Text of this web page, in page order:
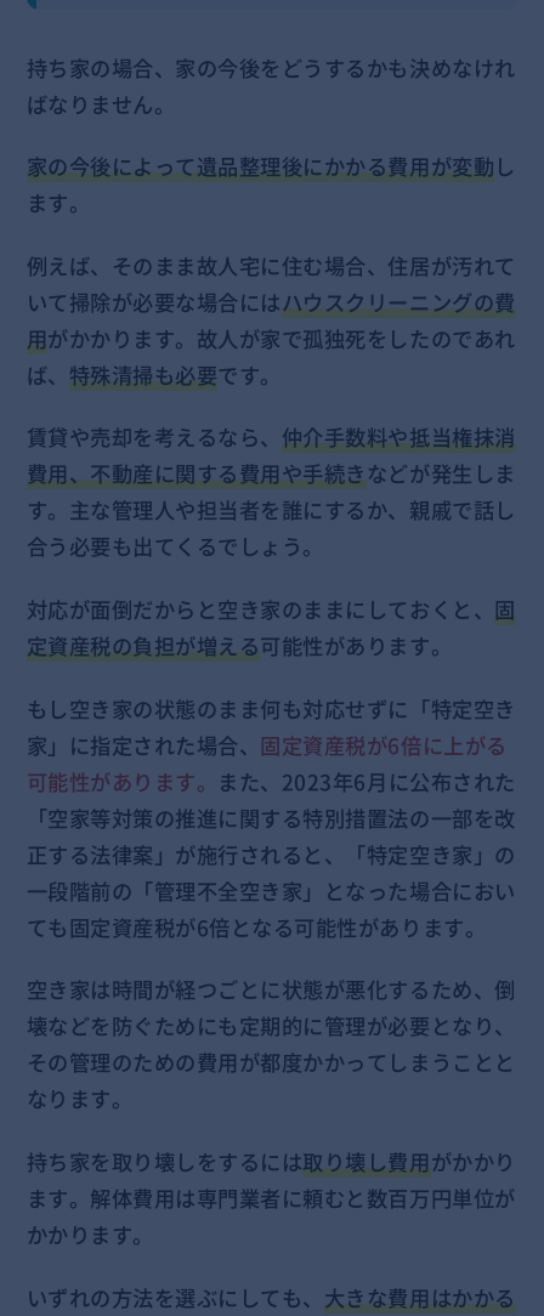
持ち家の場合、家の今後をどうするかも決めなけれ
ばなりません。
家の今後によって遺品整理後にかかる費用が変動し
ます。
例えば、そのまま故人宅に住む場合、住居が汚れて
いて掃除が必要な場合にはハウスクリーニングの費
用がかかります。故人が家で孤独死をしたのであれ
ば、 特殊清掃も必要です。
賃貸や売却を考えるなら、 仲介手数料や抵当権抹消
費用、不動産に関する費用や手続きなどが発生しま
す。主な管理人や担当者を誰にするか、親戚で話し
合う必要も出てくるでしょう。
対応が面倒だからと空き家のままにしておくと、固
定資産税の負担が増える可能性があります。
もし空き家の状態のまま何も対応せずに「特定空き
家」に指定された場合、 固定資産税が6倍に上がる
可能性があります。 また、2023年6月に公布された
「空家等対策の推進に関する特別措置法の一部を改
正する法律案」が施行されると、「特定空き家」の
一段階前の「管理不全空き家」となった場合におい
ても固定資産税が6倍となる可能性があります。
空き家は時間が経つごとに状態が悪化するため、倒
壊などを防ぐためにも定期的に管理が必要となり、
その管理のための費用が都度かかってしまうことと
なります。
持ち家を取り壊しをするには取り壊し費用がかかり
ます。解体費用は専門業者に頼むと数百万円単位が
かかります。
いずれの方法を選ぶにしても、 大きな費用はかかる